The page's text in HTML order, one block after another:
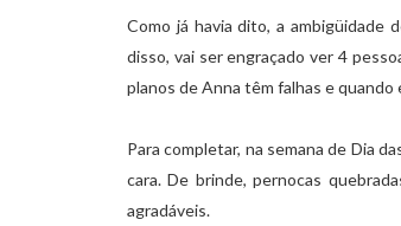
Como já havia dito, a ambigüidade
disso, vai ser engraçado ver 4
planos de Anna têm falhas e
Para completar, na semana de Dia
cara. De brinde, pernocas
agradáveis.